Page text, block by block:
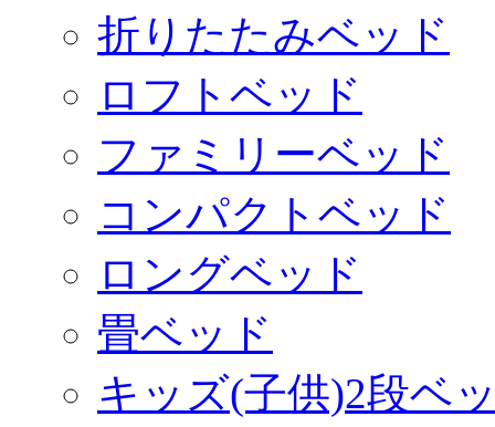
折りたたみベッド
ロフトベッド
ファミリーベッド
コンパクトベッド
ロングベッド
畳ベッド
キッズ(子供)2段ベ